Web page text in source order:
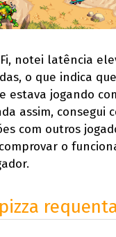
notei latência
o que indica que
estava jogando
assim, consegui
com outros
o